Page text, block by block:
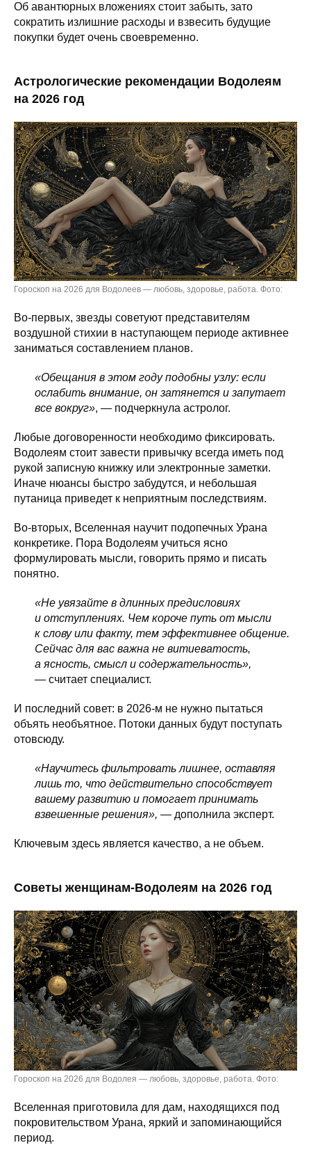
Об авантюрных вложениях стоит забыть, зато
сократить излишние расходы и взвесить будущие
покупки будет очень своевременно.
Астрологические рекомендации Водолеям
на 2026 год
Гороскоп на 2026 для Водолеев — любовь, здоровье, работа. Фото:
Во-первых, звезды советуют представителям
воздушной стихии в наступающем периоде активнее
заниматься составлением планов.
«Обещания в этом году подобны узлу: если
ослабить внимание, он затянется и запутает
все вокруг», — подчеркнула астролог.
Любые договоренности необходимо фиксировать.
Водолеям стоит завести привычку всегда иметь под
рукой записную книжку или электронные заметки.
Иначе нюансы быстро забудутся, и небольшая
путаница приведет к неприятным последствиям.
Во-вторых, Вселенная научит подопечных Урана
конкретике. Пора Водолеям учиться ясно
формулировать мысли, говорить прямо и писать
понятно.
«Не увязайте в длинных предисловиях
и отступлениях. Чем короче путь от мысли
к слову или факту, тем эффективнее общение.
Сейчас для вас важна не витиеватость,
а ясность, смысл и содержательность»,
— считает специалист.
И последний совет: в 2026-м не нужно пытаться
объять необъятное. Потоки данных будут поступать
отовсюду.
«Научитесь фильтровать лишнее, оставляя
лишь то, что действительно способствует
вашему развитию и помогает принимать
взвешенные решения», — дополнила эксперт.
Ключевым здесь является качество, а не объем.
Советы женщинам-Водолеям на 2026 год
Гороскоп на 2026 для Водолея — любовь, здоровье, работа. Фото:
Вселенная приготовила для дам, находящихся под
покровительством Урана, яркий и запоминающийся
период.